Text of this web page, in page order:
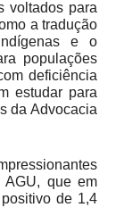
voltados para
a tradução
e o
populações
deficiência
estudar para
da Advocacia
AGU, que em
de 1,4